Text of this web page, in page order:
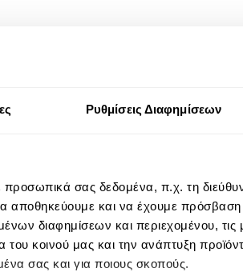
Ρυθμίσεις Διαφημίσεων
προσωπικά σας δεδομένα, π.χ. τη
αποθηκεύουμε και να έχουμε
διαφημίσεων και περιεχομένου, τις
του κοινού μας και την ανάπτυξη
σας και για ποιους σκοπούς.